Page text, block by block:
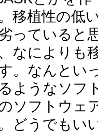
移植性の低
っていると
なによりも
。なんとい
ようなソフ
ソフトウェ
どうでもい